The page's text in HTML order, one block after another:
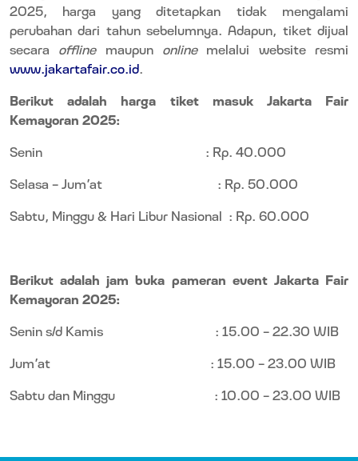
2025, harga yang ditetapkan tidak mengalami
perubahan dari tahun sebelumnya. Adapun, tiket dijual
secara offline maupun online melalui website resmi
www.jakartafair.co.id
Berikut adalah harga tiket masuk Jakarta Fair
Kemayoran 2025:
Senin
: Rp. 40.000
Selasa - Jum’at
: Rp. 50.000
Sabtu, Minggu & Hari Libur Nasional : Rp. 60.000
Berikut adalah jam buka pameran event Jakarta Fair
Kemayoran 2025:
Senin s/d Kamis
: 15.00 - 22.30 WIB
Jum’at
: 15.00 – 23.00 WIB
Sabtu dan Minggu
: 10.00 - 23.00 WIB